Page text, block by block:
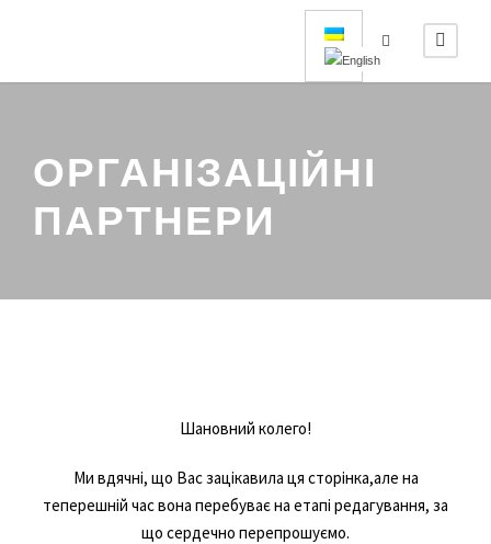
ОРГАНІЗАЦІЙНІ
ПАРТНЕРИ
Шановний колего!
Ми вдячні, що Вас зацікавила ця сторінка,але на
теперешній час вона перебуває на етапі редагування, за
що сердечно перепрошуємо.